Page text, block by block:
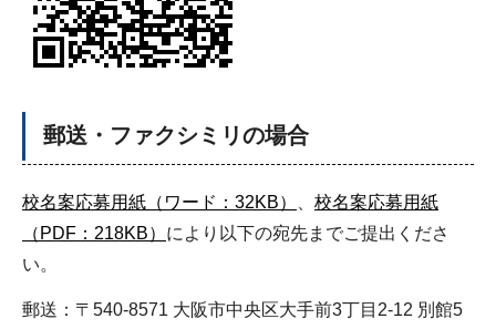
郵送・ファクシミリの場合
校名案応募用紙（ワード：32KB）
校名案応募用紙
（PDF：218KB） により以下の宛先までご提出くださ
い。
郵送：〒540-8571 大阪市中央区大手前3丁目2-12 別館5